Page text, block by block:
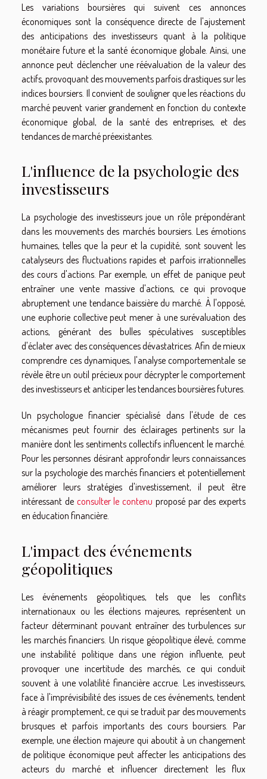
Les variations boursières qui suivent ces annonces
économiques sont la conséquence directe de l'ajustement
des anticipations des investisseurs quant à la politique
monétaire future et la santé économique globale. Ainsi, une
annonce peut déclencher une réévaluation de la valeur des
actifs, provoquant des mouvements parfois drastiques sur les
indices boursiers. Il convient de souligner que les réactions du
marché peuvent varier grandement en fonction du contexte
économique global, de la santé des entreprises, et des
tendances de marché préexistantes.
L'influence de la psychologie des
investisseurs
La psychologie des investisseurs joue un rôle prépondérant
dans les mouvements des marchés boursiers. Les émotions
humaines, telles que la peur et la cupidité, sont souvent les
catalyseurs des fluctuations rapides et parfois irrationnelles
des cours d'actions. Par exemple, un effet de panique peut
entraîner une vente massive d'actions, ce qui provoque
abruptement une tendance baissière du marché. À l'opposé,
une euphorie collective peut mener à une surévaluation des
actions, générant des bulles spéculatives susceptibles
d'éclater avec des conséquences dévastatrices. Afin de mieux
comprendre ces dynamiques, l'analyse comportementale se
révèle être un outil précieux pour décrypter le comportement
des investisseurs et anticiper les tendances boursières futures.
Un psychologue financier spécialisé dans l'étude de ces
mécanismes peut fournir des éclairages pertinents sur la
manière dont les sentiments collectifs influencent le marché.
Pour les personnes désirant approfondir leurs connaissances
sur la psychologie des marchés financiers et potentiellement
améliorer leurs stratégies d'investissement, il peut être
intéressant de consulter le contenu proposé par des experts
en éducation financière.
L'impact des événements
géopolitiques
Les événements géopolitiques, tels que les conflits
internationaux ou les élections majeures, représentent un
facteur déterminant pouvant entraîner des turbulences sur
les marchés financiers. Un risque géopolitique élevé, comme
une instabilité politique dans une région influente, peut
provoquer une incertitude des marchés, ce qui conduit
souvent à une volatilité financière accrue. Les investisseurs,
face à l'imprévisibilité des issues de ces événements, tendent
à réagir promptement, ce qui se traduit par des mouvements
brusques et parfois importants des cours boursiers. Par
exemple, une élection majeure qui aboutit à un changement
de politique économique peut affecter les anticipations des
acteurs du marché et influencer directement les flux